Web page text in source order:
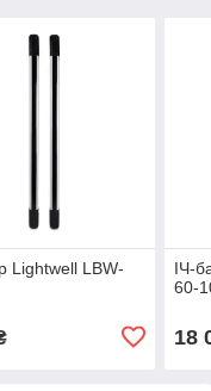
Lightwell LBW-
ІЧ-
60-
18